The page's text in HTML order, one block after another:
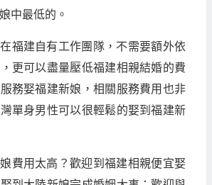
中最低的。
福建自有工作團隊，不需要額外依
更可以盡量壓低福建相親結婚的費
務娶福建新娘，相關服務費用也非
單身男性可以很輕鬆的娶到福建新
費用太高？歡迎到福建相親便宜娶